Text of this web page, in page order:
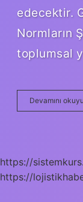
edecektir.
Normların
toplumsal
Devamını
https://
https://